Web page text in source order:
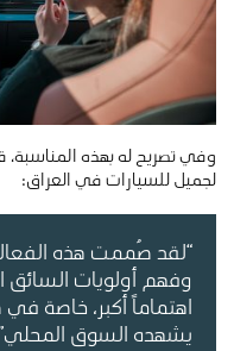
وفي تصريح له بهذه المناسبة،
لجميل للسيارات في العراق:
“لقد صُممت هذه
وفهم أولويات السائق
اهتماماً أكبر، خاصة
يشهده السوق